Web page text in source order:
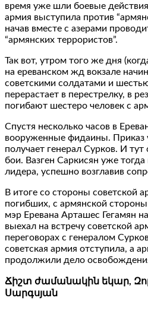
время уже шли боевые
армия выступила против
начав вместе с азерами
“армянских террористов”.
Так вот, утром того же дня
на ереванском жд вокзале
советскими солдатами и
перерастает в перестрелку, в
погибают шестеро человек с
Спустя несколько часов в
вооруженные фидаины. Приказ
получает генерал Сурков. И
бои. Вазген Саркисян уже тогда
лидера, успешно возглавив
В итоге со стороны советской
погибших, с армянской
мэр Еревана Арташес Гегамян
выехал на встречу советской
переговорах с генералом
советская армия отступила, а
продолжили дело
Ճիշտ ժամանակին եկար,
Սարգսյան